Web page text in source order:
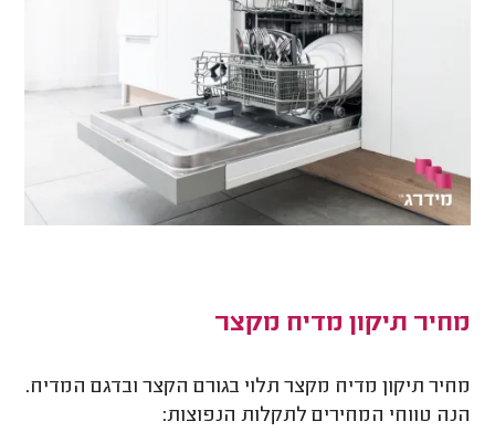
מחיר תיקון מדיח מקצר
מחיר תיקון מדיח מקצר תלוי בגורם הקצר ובדגם המדיח.
הנה טווחי המחירים לתקלות הנפוצות: